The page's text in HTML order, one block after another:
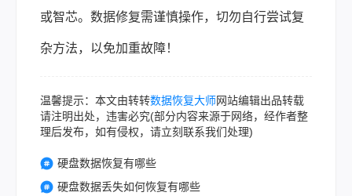
或智芯。数据修复需谨慎操作，切勿自行尝试复
杂方法，以免加重故障！
温馨提示：本文由转转数据恢复大师网站编辑出品转载
请注明出处，违害必究(部分内容来源于网络，经作者整
理后发布，如有侵权，请立刻联系我们处理)
硬盘数据恢复有哪些
硬盘数据丢失如何恢复有哪些